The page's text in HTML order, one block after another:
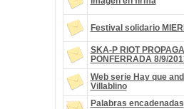
Festival solidario
SKA-P RIOT
PONFERRADA 8/9/
Web serie Hay que
Villablino
Palabras encadenadas